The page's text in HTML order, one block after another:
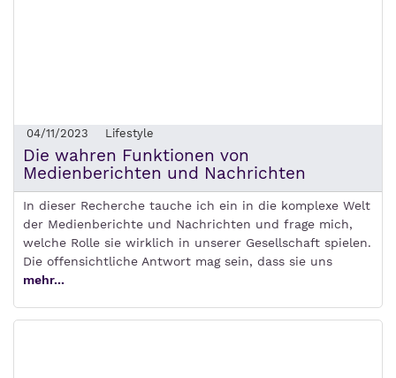
04/11/2023 Lifestyle
Die wahren Funktionen von
Medienberichten und Nachrichten
In dieser Recherche tauche ich ein in die komplexe Welt
der Medienberichte und Nachrichten und frage mich,
welche Rolle sie wirklich in unserer Gesellschaft spielen.
Die offensichtliche Antwort mag sein, dass sie uns
mehr...